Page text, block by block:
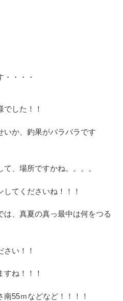
・・・
した！！
いか、釣果がバラバラです
、場所ですかね。。。。
てくださいね！！！
は、真夏の真っ最中は何をつる
い！！
すね！！！
55ｍなどなど！！！！